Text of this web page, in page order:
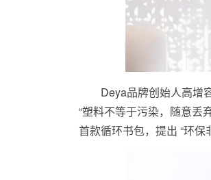
Deya品牌创始人高增
“塑料不等于污染，随意丢
首款循环书包，提出 “环